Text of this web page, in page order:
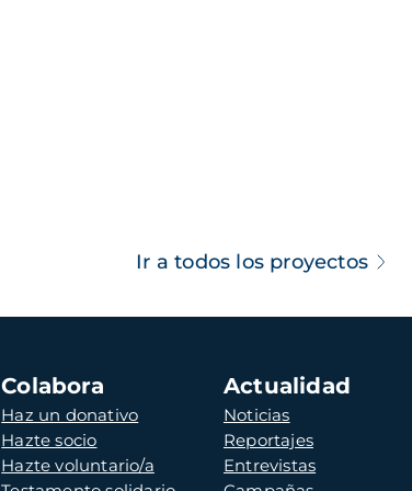
Ir a todos los proyectos
Colabora
Haz un donativo
Hazte socio
Hazte voluntario/a
Actualidad
Noticias
Reportajes
Entrevistas